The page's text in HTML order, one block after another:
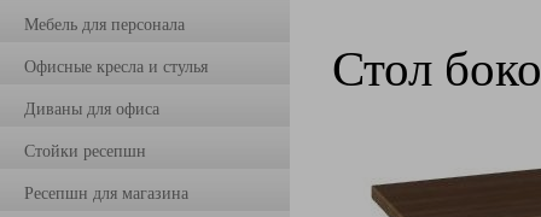
Мебель для персонала
Офисные кресла и стулья
Диваны для офиса
Стойки ресепшн
Ресепшн для магазина
Стол